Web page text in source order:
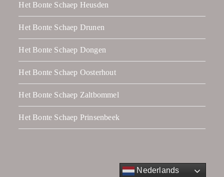
Het Bonte Schaep Heusden
Het Bonte Schaep Drunen
Het Bonte Schaep Dongen
Het Bonte Schaep Oosterhout
Het Bonte Schaep Zaltbommel
Het Bonte Schaep Prinsenbeek
Nederlands